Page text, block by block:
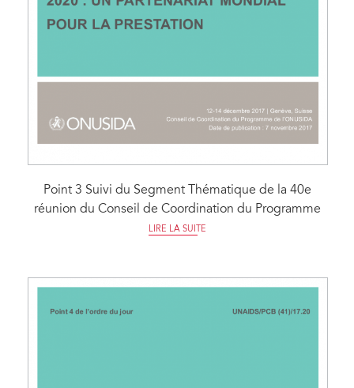
Point 3 Suivi du Segment Thématique de la 40e
réunion du Conseil de Coordination du Programme
LIRE LA SUITE